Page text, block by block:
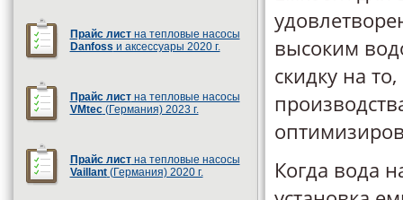
Прайс листна тепловые насосы
Danfoss и аксессуары 2020 г.
Прайс листна тепловые насосы
VMtec(Германия) 2023 г.
Прайс листна тепловые насосы
Vaillant(Германия) 2020 г.
высоким
скидку на
Когда вода